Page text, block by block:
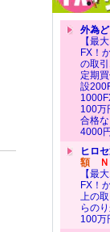
外為
【最
FX！
の取
定期
設
100万
合格
4000
ヒロ
額Ｎ
【最
FX！
上の
らの
100万